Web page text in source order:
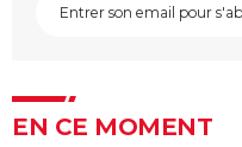
EN CE MOMENT